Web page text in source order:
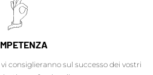
consiglieranno sul successo dei vostri